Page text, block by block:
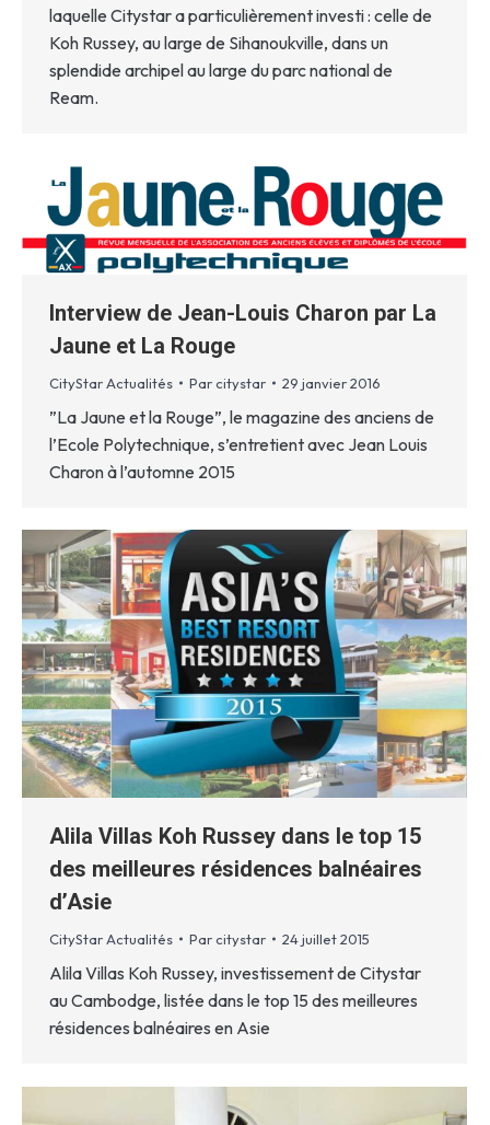
laquelle Citystar a particulièrement investi : celle de
Koh Russey, au large de Sihanoukville, dans un
splendide archipel au large du parc national de
Ream.
Interview de Jean-Louis Charon par La
Jaune et La Rouge
CityStar Actualités Par citystar 29 janvier 2016
”La Jaune et la Rouge”, le magazine des anciens de
l’Ecole Polytechnique, s’entretient avec Jean Louis
Charon à l’automne 2015
Alila Villas Koh Russey dans le top 15
des meilleures résidences balnéaires
d’Asie
CityStar Actualités Par citystar 24 juillet 2015
Alila Villas Koh Russey, investissement de Citystar
au Cambodge, listée dans le top 15 des meilleures
résidences balnéaires en Asie